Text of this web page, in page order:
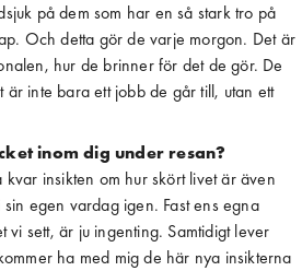
på dem som har en så stark tro på
Och detta gör de varje morgon. Det är
hur de brinner för det de gör. De
inte bara ett jobb de går till, utan ett
inom dig under resan?
insikten om hur skört livet är även
egen vardag igen. Fast ens egna
vi sett, är ju ingenting. Samtidigt lever
ha med mig de här nya insikterna